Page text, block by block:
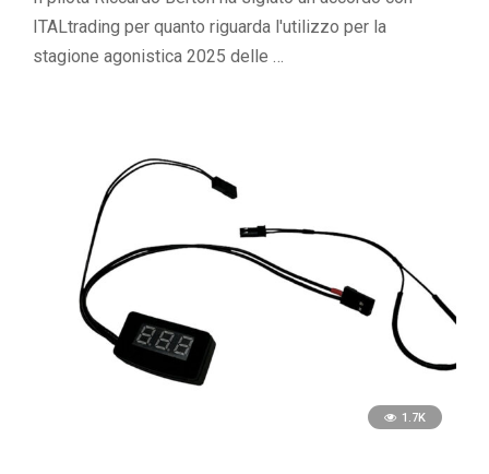
ITALtrading per quanto riguarda l'utilizzo per la
stagione agonistica 2025 delle …
1.7K